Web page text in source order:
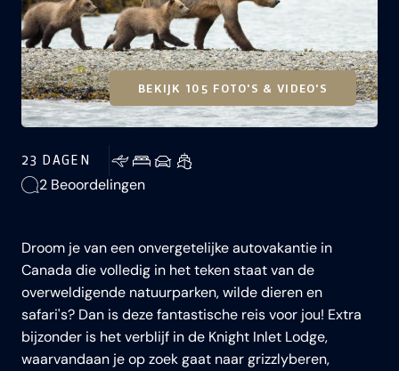
BEKIJK 105 FOTO'S & VIDEO'S
23 DAGEN
2 Beoordelingen
Droom je van een onvergetelijke autovakantie in
Canada die volledig in het teken staat van de
overweldigende natuurparken, wilde dieren en
safari's? Dan is deze fantastische reis voor jou! Extra
bijzonder is het verblijf in de Knight Inlet Lodge,
waarvandaan je op zoek gaat naar grizzlyberen,